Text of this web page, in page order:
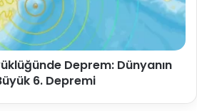
Deprem: Dünyanın
6. Depremi